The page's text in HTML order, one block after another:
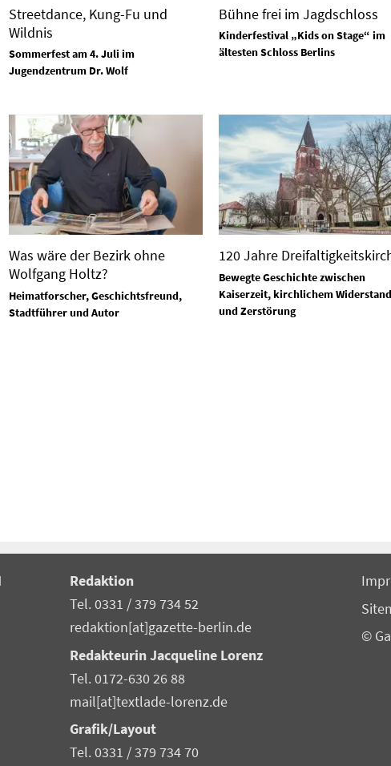
Streetdance, Kung-Fu und
Wildnis
Sommerfest am 4. Juli im
Jugendzentrum Dr. Wolf
Bühne frei im Jagdschloss
Kinderfestival „Kids on Stage“ im
ältesten Schloss Berlins
Was wäre der Bezirk ohne
Wolfgang Holtz?
Heimatforscher, Geschichtsfreund,
Stadtführer und Autor
120 Jahre
Bewegte Geschichte zwischen
Kaiserzeit, kirchlichem Widerstand
und Zerstörung
Redaktion
Tel. 0331 / 379 734 52
redaktion[at]gazette-berlin.de
Redakteurin Jacqueline Lorenz
Tel. 0172-630 26 88
mail[at]textlade-lorenz.de
Grafik/Layout
Tel. 0331 / 379 734 70
©